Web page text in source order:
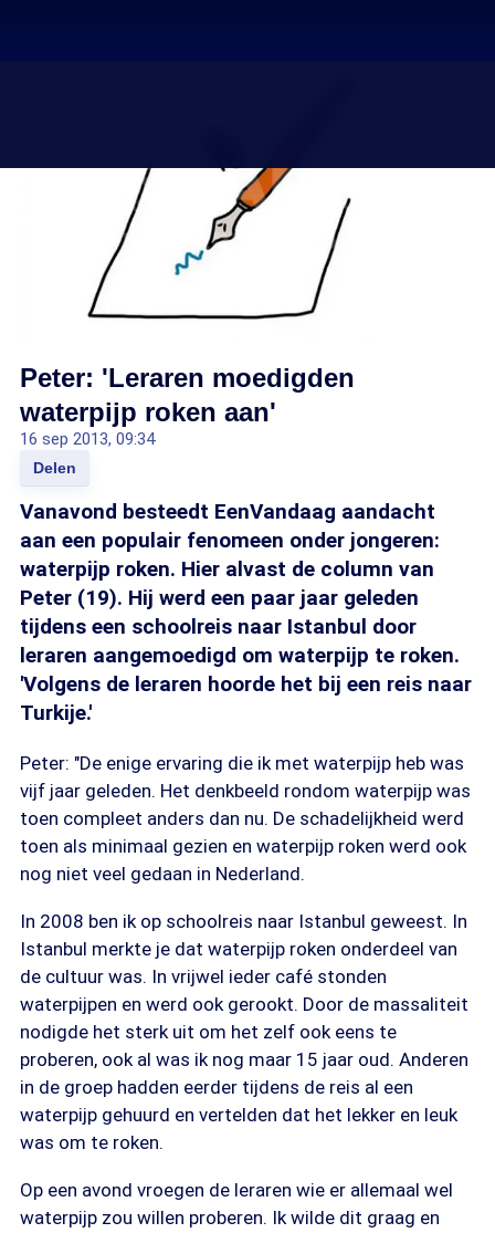
Peter: 'Leraren moedigden
waterpijp roken aan'
16 sep 2013, 09:34
Delen
Vanavond besteedt EenVandaag aandacht
aan een populair fenomeen onder jongeren:
waterpijp roken. Hier alvast de column van
Peter (19). Hij werd een paar jaar geleden
tijdens een schoolreis naar Istanbul door
leraren aangemoedigd om waterpijp te roken.
'Volgens de leraren hoorde het bij een reis naar
Turkije.'
Peter: "De enige ervaring die ik met waterpijp heb was
vijf jaar geleden. Het denkbeeld rondom waterpijp was
toen compleet anders dan nu. De schadelijkheid werd
toen als minimaal gezien en waterpijp roken werd ook
nog niet veel gedaan in Nederland.
In 2008 ben ik op schoolreis naar Istanbul geweest. In
Istanbul merkte je dat waterpijp roken onderdeel van
de cultuur was. In vrijwel ieder café stonden
waterpijpen en werd ook gerookt. Door de massaliteit
nodigde het sterk uit om het zelf ook eens te
proberen, ook al was ik nog maar 15 jaar oud. Anderen
in de groep hadden eerder tijdens de reis al een
waterpijp gehuurd en vertelden dat het lekker en leuk
was om te roken.
Op een avond vroegen de leraren wie er allemaal wel
waterpijp zou willen proberen. Ik wilde dit graag en